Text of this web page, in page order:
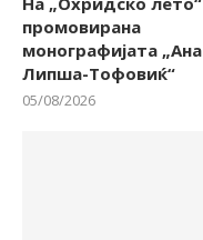
промовирана
монографијата „Ана
Липша-Тофовиќ“
05/08/2026